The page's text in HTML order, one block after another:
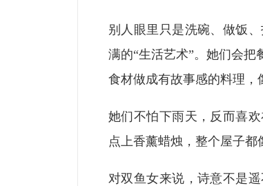
别人眼里只是洗碗、做饭
满的“生活艺术”。她们会
食材做成有故事感的料理，
她们不怕下雨天，反而喜
点上香薰蜡烛，整个屋子都
对双鱼女来说，诗意不是